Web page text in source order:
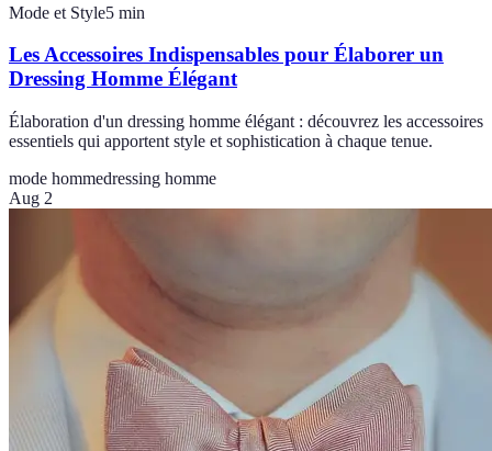
Mode et Style5 min
Les Accessoires Indispensables pour Élaborer un
Dressing Homme Élégant
Élaboration d'un dressing homme élégant : découvrez les accessoires
essentiels qui apportent style et sophistication à chaque tenue.
mode hommedressing homme
Aug 2